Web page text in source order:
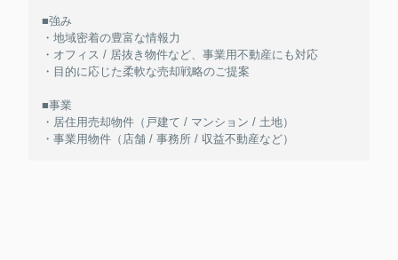
■強み
・地域密着の豊富な情報力
・オフィス / 居抜き物件など、事業用不動産にも対応
・目的に応じた柔軟な売却戦略のご提案
■事業
・居住用売却物件（戸建て / マンション / 土地）
・事業用物件（店舗 / 事務所 / 収益不動産など）